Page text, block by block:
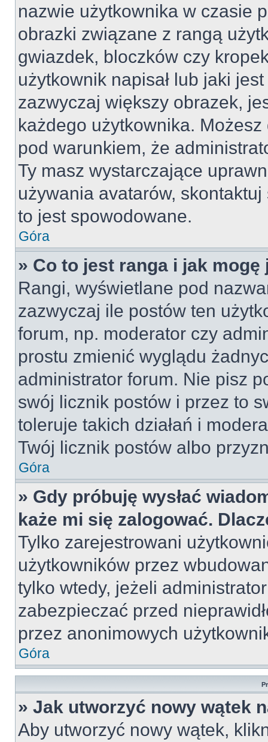
nazwie użytkownika w czasie
obrazki związane z rangą
gwiazdek, bloczków czy
użytkownik napisał lub jaki
zazwyczaj większy obrazek,
każdego użytkownika.
pod warunkiem, że
Ty masz wystarczające
używania avatarów,
to jest spowodowane.
Góra
» Co to jest ranga i jak mogę
Rangi, wyświetlane pod
zazwyczaj ile postów ten
forum, np. moderator czy
prostu zmienić wyglądu
administrator forum. Nie pisz
swój licznik postów i przez to
toleruje takich działań i
Twój licznik postów albo
Góra
» Gdy próbuję wysłać
każe mi się zalogować.
Tylko zarejestrowani
użytkowników przez
tylko wtedy, jeżeli
zabezpieczać przed
przez anonimowych
Góra
» Jak utworzyć nowy wątek
Aby utworzyć nowy wątek,